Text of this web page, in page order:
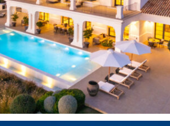
a los hermosos jardines, realzados
crean un ambiente tranquilo. La
electrodomésticos Gaggenau de
con un alto rendimiento,
para cocinar a diario como para
superior, le espera la magnífica
carpintería de madera de alta
baño principal cuenta con
para capturar impresionantes